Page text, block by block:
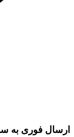
ارسال فوری به